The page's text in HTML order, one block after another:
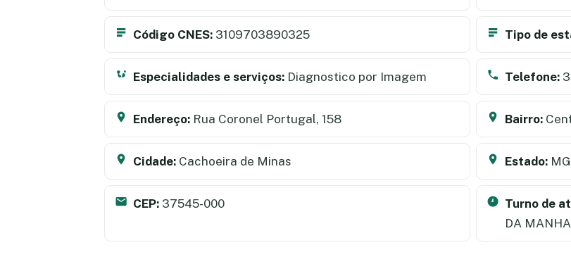
Código CNES: 3109703890325 Tipo de
Especialidades e serviços: Diagnostico por Imagem Telefone:
Endereço: Rua Coronel Portugal, 158 Bairro:
Cidade: Cachoeira de Minas Estado: MG
CEP: 37545-000 Turno de
DA